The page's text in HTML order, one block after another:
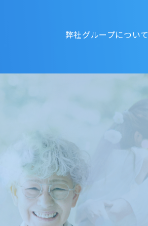
弊社グループについて